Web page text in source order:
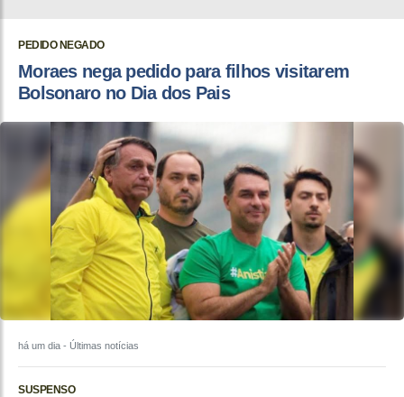
PEDIDO NEGADO
Moraes nega pedido para filhos visitarem
Bolsonaro no Dia dos Pais
há um dia - Últimas notícias
SUSPENSO